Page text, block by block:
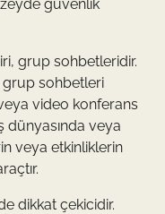
güvenlik
grup sohbetleridir.
grup sohbetleri
video konferans
dünyasında veya
veya etkinliklerin
dikkat çekicidir.